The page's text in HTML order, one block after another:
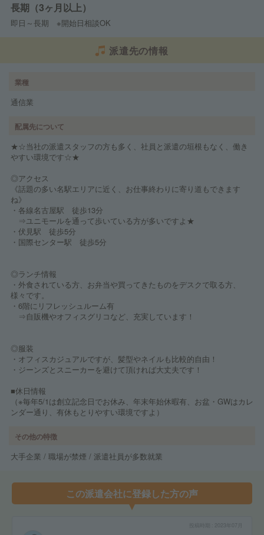
長期（3ヶ月以上）
即日～長期 ※開始日相談OK
派遣先の情報
業種
通信業
配属先について
★☆当社の派遣スタッフの方も多く、社員と派遣の垣根もなく、働き
やすい環境です☆★
◎アクセス
《話題の多い名駅エリアに近く、お仕事終わりに寄り道もできます
ね》
・各線名古屋駅 徒歩13分
⇒ユニモールを通って歩いている方が多いですよ★
・伏見駅 徒歩5分
・国際センター駅 徒歩5分
◎ランチ情報
・外食されている方、お弁当や買ってきたものをデスクで取る方、
様々です。
・6階にリフレッシュルーム有
⇒自販機やオフィスグリコなど、充実しています！
◎服装
・オフィスカジュアルですが、髪型やネイルも比較的自由！
・ジーンズとスニーカーを避けて頂ければ大丈夫です！
■休日情報
（※毎年5/1は創立記念日でお休み、年末年始休暇有、お盆・GWはカレ
ンダー通り、有休もとりやすい環境ですよ）
その他の特徴
大手企業 / 職場が禁煙 / 派遣社員が多数就業
この派遣会社に登録した方の声